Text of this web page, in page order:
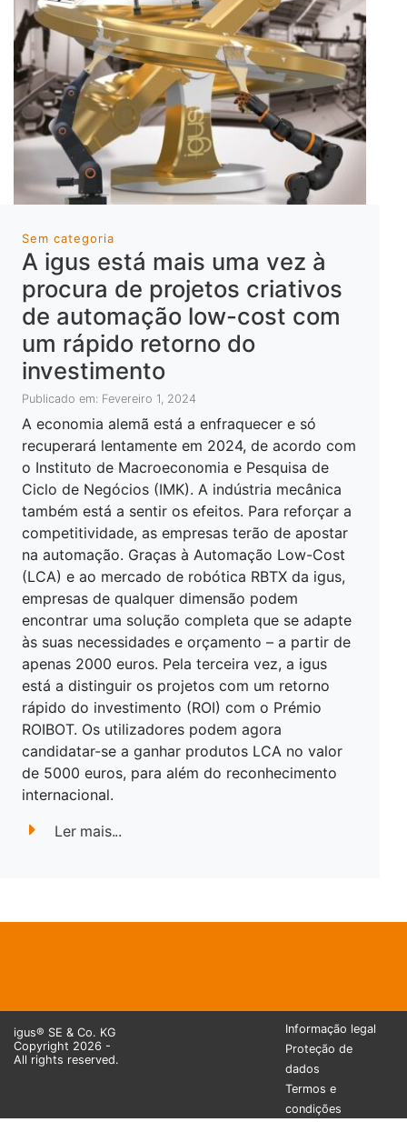
Sem categoria
A igus está mais uma vez à
procura de projetos criativos
de automação low-cost com
um rápido retorno do
investimento
Publicado em: Fevereiro 1, 2024
A economia alemã está a enfraquecer e só
recuperará lentamente em 2024, de acordo com
o Instituto de Macroeconomia e Pesquisa de
Ciclo de Negócios (IMK). A indústria mecânica
também está a sentir os efeitos. Para reforçar a
competitividade, as empresas terão de apostar
na automação. Graças à Automação Low-Cost
(LCA) e ao mercado de robótica RBTX da igus,
empresas de qualquer dimensão podem
encontrar uma solução completa que se adapte
às suas necessidades e orçamento – a partir de
apenas 2000 euros. Pela terceira vez, a igus
está a distinguir os projetos com um retorno
rápido do investimento (ROI) com o Prémio
ROIBOT. Os utilizadores podem agora
candidatar-se a ganhar produtos LCA no valor
de 5000 euros, para além do reconhecimento
internacional.
Ler mais...
igus® SE & Co. KG
Copyright 2026 -
All rights reserved.
Informação legal
Proteção de
dados
Termos e
condições